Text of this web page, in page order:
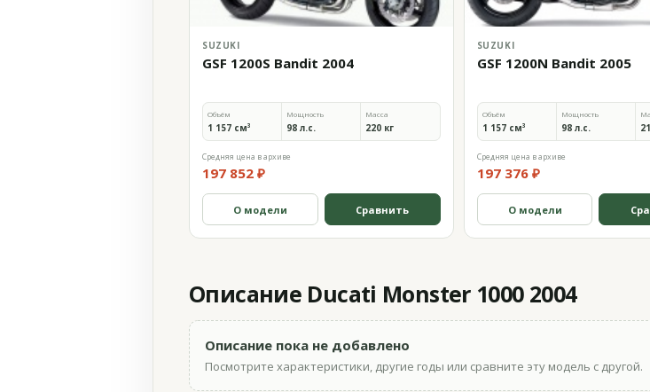
SUZUKI
GSF 1200S Bandit 2004
Объём
1 157 см³
Мощность
98 л.с.
Масса
220 кг
Средняя цена в архиве
197 852 ₽
О модели Сравнить
SUZUKI
GSF 1200N Bandit 2005
Объём
1 157 см³
Мощность
98 л.с.
Средняя цена в архиве
197 376 ₽
О модели
Описание Ducati Monster 1000 2004
Описание пока не добавлено
Посмотрите характеристики, другие годы или сравните эту модель с другой.